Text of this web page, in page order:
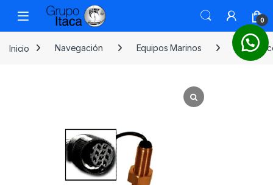
0
Inicio Navegación Equipos Marinos